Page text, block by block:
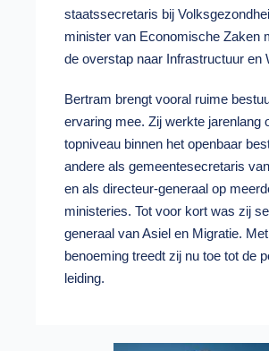
staatssecretaris bij
minister van Economische Zaken
de overstap naar Infrastructuur en
Bertram brengt vooral ruime
ervaring mee. Zij werkte jarenlang
topniveau binnen het openbaar
andere als gemeentesecretaris
en als directeur-generaal op
ministeries. Tot voor kort was zij
generaal van Asiel en Migratie.
benoeming treedt zij nu toe tot de
leiding.